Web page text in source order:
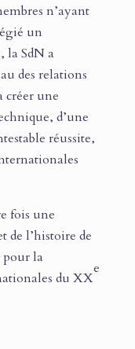
n’ayant
un
la SdN a
des relations
créer une
d’une
réussite,
fois une
de l’histoire de
pour la
du XX
e